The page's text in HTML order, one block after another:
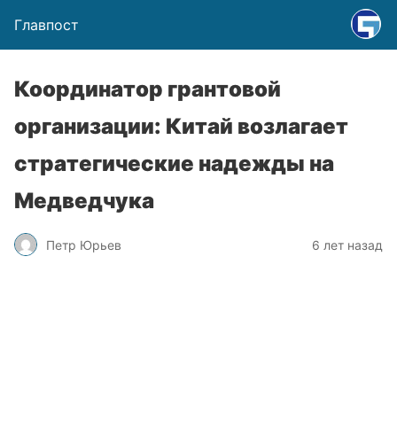
Главпост
Координатор грантовой
организации: Китай возлагает
стратегические надежды на
Медведчука
Петр Юрьев 6 лет назад